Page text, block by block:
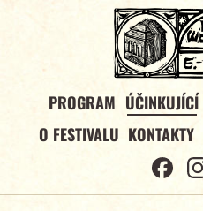
PROGRAM ÚČINKUJÍCÍ
O FESTIVALU KONTAKTY